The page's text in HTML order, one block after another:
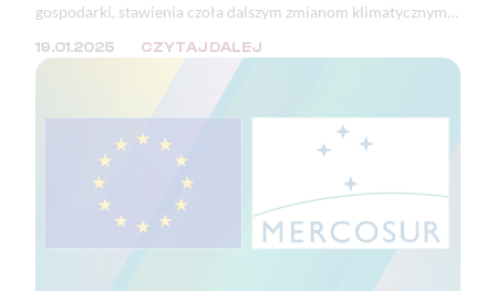
gospodarki, stawienia czoła dalszym zmianom klimatycznym i
wykorzystaniem potencjału i szans wynikających z rewolucji
19.01.2025 CZYTAJ DALEJ